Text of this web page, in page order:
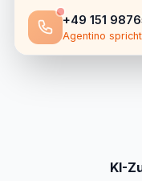
+49 151
Agentino
KI-